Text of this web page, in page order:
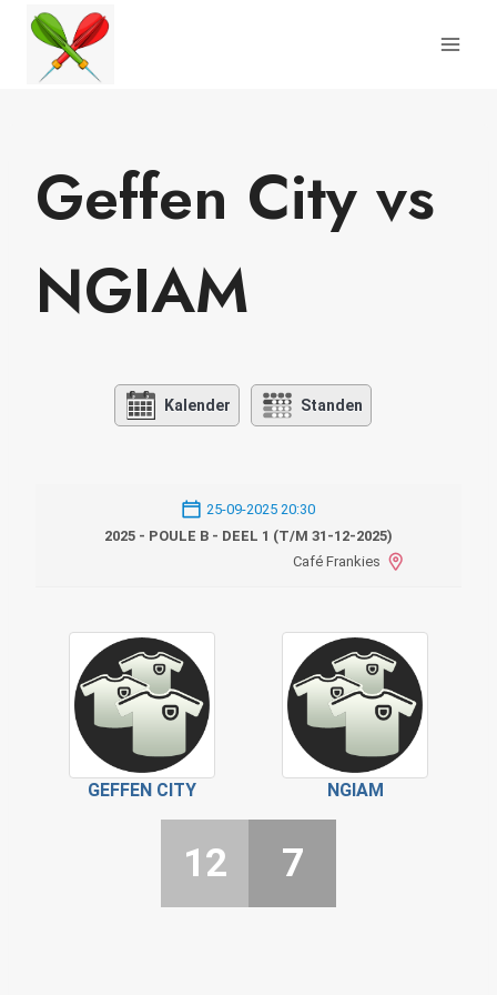
Doorgaan
naar
inhoud
Geffen City vs
NGIAM
Kalender Standen
25-09-2025 20:30
2025 - POULE B - DEEL 1 (T/M 31-12-2025)
Café Frankies
GEFFEN CITY NGIAM
12 7